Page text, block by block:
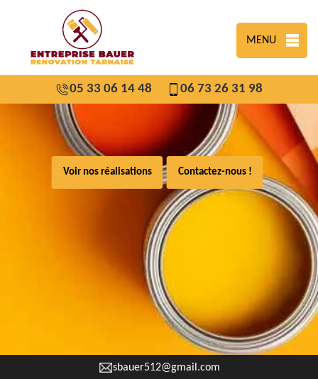
MENU
05 33 06 14 48 06 73 26 31 98
Voir nos réalisations Contactez-nous !
sbauer512@gmail.com